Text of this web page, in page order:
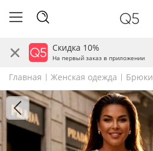
Скидка 10%
На первый заказ в приложении
Главная Женская одежда Брюки